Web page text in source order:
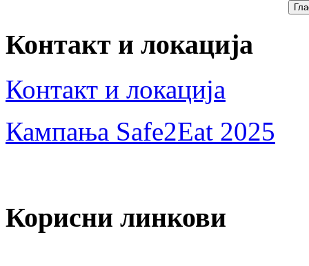
Контакт и локација
Контакт и локација
Кампања Safe2Eat 2025
Корисни линкови